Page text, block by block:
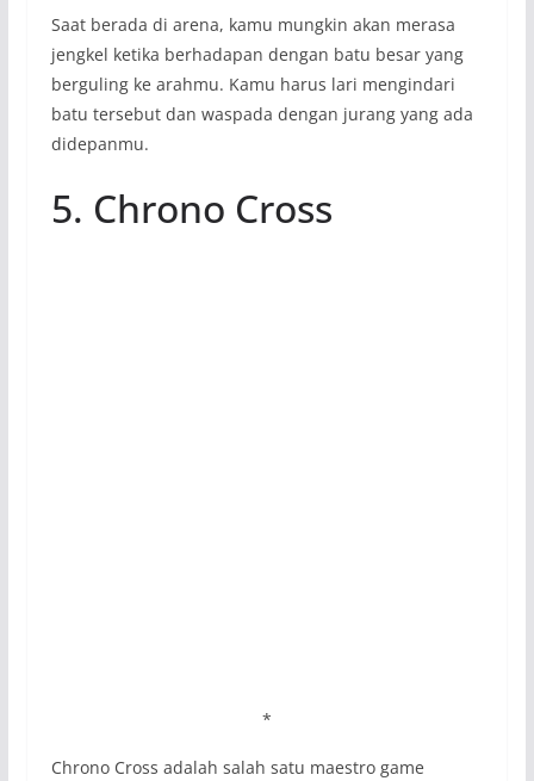
Saat berada di arena, kamu mungkin akan merasa
jengkel ketika berhadapan dengan batu besar yang
berguling ke arahmu. Kamu harus lari mengindari
batu tersebut dan waspada dengan jurang yang ada
didepanmu.
5. Chrono Cross
*
Chrono Cross adalah salah satu maestro game